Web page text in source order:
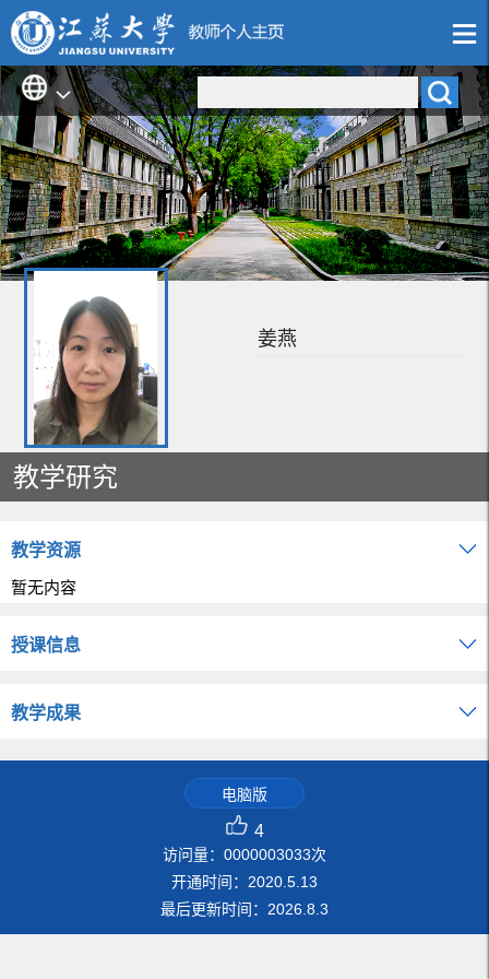
姜燕
教学研究
教学资源
暂无内容
授课信息
教学成果
电脑版
4
访问量： 0000003033次
开通时间： 2020 5 13
最后更新时间： 2026 8 3